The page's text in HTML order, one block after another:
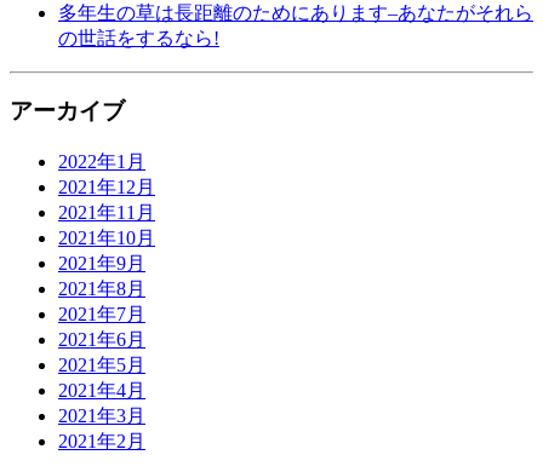
多年生の草は長距離のためにあります–あなたがそれら
の世話をするなら!
アーカイブ
2022年1月
2021年12月
2021年11月
2021年10月
2021年9月
2021年8月
2021年7月
2021年6月
2021年5月
2021年4月
2021年3月
2021年2月